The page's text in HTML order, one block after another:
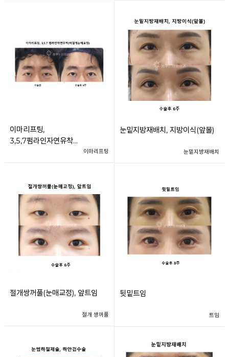
이마리프팅,
3,5,7펌라인자연유착
이마리프팅
눈밑지방재배치, 지방이식(앞볼)
눈밑지방재배치
절개쌍꺼풀(눈매교정), 앞트임
절개 쌍꺼풀
뒷밑트임
트임